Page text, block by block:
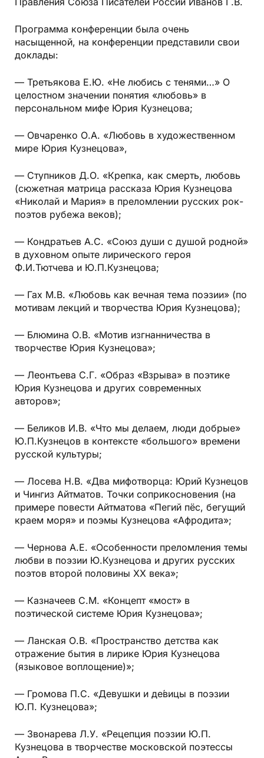
Программа конференции была очень
насыщенной, на конференции представили свои
доклады:
— Третьякова Е.Ю. «Не любись с тенями…» О
целостном значении понятия «любовь» в
персональном мифе Юрия Кузнецова;
— Овчаренко О.А. «Любовь в художественном
мире Юрия Кузнецова»,
— Ступников Д.О. «Крепка, как смерть, любовь
(сюжетная матрица рассказа Юрия Кузнецова
«Николай и Мария» в преломлении русских рок-
поэтов рубежа веков);
— Кондратьев А.С. «Союз души с душой родной»
в духовном опыте лирического героя
Ф.И.Тютчева и Ю.П.Кузнецова;
— Гах М.В. «Любовь как вечная тема поэзии» (по
мотивам лекций и творчества Юрия Кузнецова);
— Блюмина О.В. «Мотив изгнанничества в
творчестве Юрия Кузнецова»;
— Леонтьева С.Г. «Образ «Взрыва» в поэтике
Юрия Кузнецова и других современных
авторов»;
— Беликов И.В. «Что мы делаем, люди добрые»
Ю.П.Кузнецов в контексте «большого» времени
русской культуры;
— Лосева Н.В. «Два мифотворца: Юрий Кузнецов
и Чингиз Айтматов. Точки соприкосновения (на
примере повести Айтматова «Пегий пёс, бегущий
краем моря» и поэмы Кузнецова «Афродита»;
— Чернова А.Е. «Особенности преломления темы
любви в поэзии Ю.Кузнецова и других русских
поэтов второй половины ХХ века»;
— Казначеев С.М. «Концепт «мост» в
поэтической системе Юрия Кузнецова»;
— Ланская О.В. «Пространство детства как
отражение бытия в лирике Юрия Кузнецова
(языковое воплощение)»;
— Громова П.С. «Девушки и де́вицы в поэзии
Ю.П. Кузнецова»;
— Звонарева Л.У. «Рецепция поэзии Ю.П.
Кузнецова в творчестве московской поэтессы